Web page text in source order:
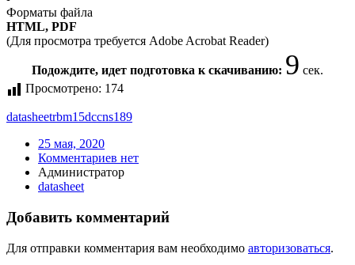
Форматы файла
HTML, PDF
(Для просмотра требуется Adobe Acrobat Reader)
Подождите, идет подготовка к скачиванию: 9 сек.
Просмотрено: 174
datasheetrbm15dccns189
25 мая, 2020
Комментариев нет
Администратор
datasheet
Добавить комментарий
Для отправки комментария вам необходимо авторизоваться.